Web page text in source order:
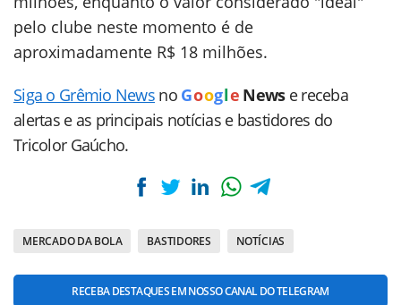
pelo clube neste momento é de
aproximadamente R$ 18 milhões.
Siga o Grêmio News no Goog le News e receba
alertas e as principais notícias e bastidores do
Tricolor Gaúcho.
MERCADO DA BOLA BASTIDORES NOTÍCIAS
RECEBA DESTAQUES EM NOSSO CANAL DO TELEGRAM